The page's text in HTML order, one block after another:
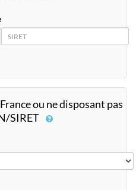
ou ne disposant pas
SIRET